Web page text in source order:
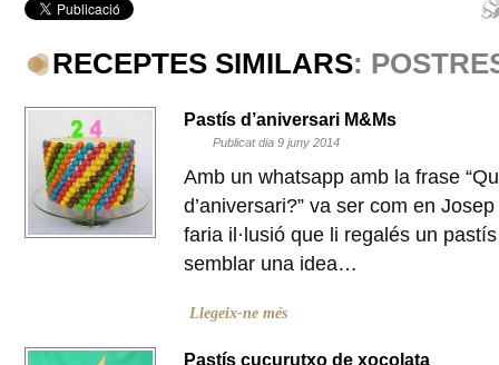
RECEPTES SIMILARS:
Pastís d’aniversari M&Ms
Publicat dia 9 juny 2014
Amb un whatsapp amb la frase
d’aniversari?” va ser com en
faria il·lusió que li regalés un
semblar una idea…
Llegeix-ne més
Pastís cucurutxo de xocolata